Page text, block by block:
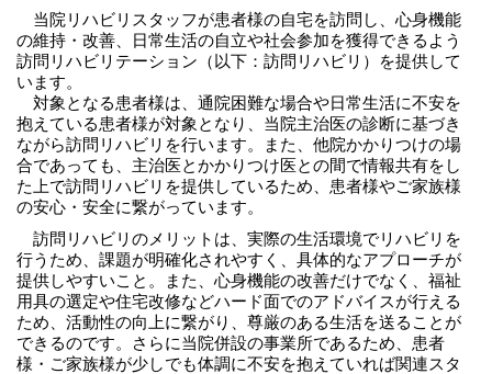
当院リハビリスタッフが患者様の自宅を訪問し、心身機能
の維持・改善、日常生活の自立や社会参加を獲得できるよう
訪問リハビリテーション（以下：訪問リハビリ）を提供して
います。
対象となる患者様は、通院困難な場合や日常生活に不安を
抱えている患者様が対象となり、当院主治医の診断に基づき
ながら訪問リハビリを行います。また、他院かかりつけの場
合であっても、主治医とかかりつけ医との間で情報共有をし
た上で訪問リハビリを提供しているため、患者様やご家族様
の安心・安全に繋がっています。
訪問リハビリのメリットは、実際の生活環境でリハビリを
行うため、課題が明確化されやすく、具体的なアプローチが
提供しやすいこと。また、心身機能の改善だけでなく、福祉
用具の選定や住宅改修などハード面でのアドバイスが行える
ため、活動性の向上に繋がり、尊厳のある生活を送ることが
できるのです。さらに当院併設の事業所であるため、患者
様・ご家族様が少しでも体調に不安を抱えていれば関連スタ